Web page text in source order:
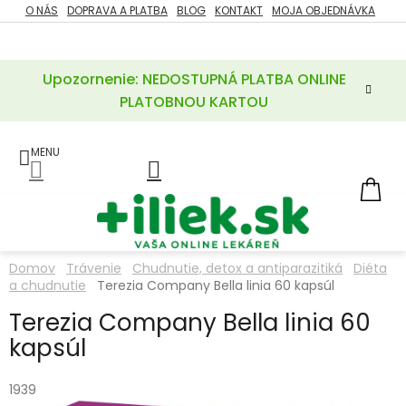
Prejsť
na
Upozornenie: NEDOSTUPNÁ PLATBA ONLINE
PLATOBNOU KARTOU
O NÁS DOPRAVA A PLATBA BLOG KONTAKT MOJA OBJEDNÁVKA
ZĽAVY
POTREBY
A
LIEKY
VITAMÍNY
MINERÁLY
KOZMETIKA
Domov Trávenie Chudnutie, detox a antiparazitiká
Diéta
a chudnutie
Terezia Company Bella linia 60 kapsúl
Terezia Company Bella linia 60
kapsúl
1939